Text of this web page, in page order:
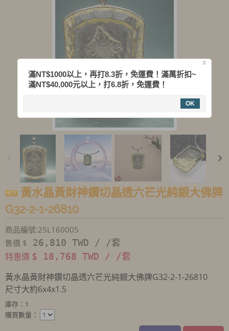
黃水晶黃財神鑽切晶透六芒光純銀大佛牌
G32-2-1-26810
商品編號:25L160005
售價 $ 26,810 TWD / /套
特惠價 $ 18,768 TWD / /套
黃水晶黃財神鑽切晶透六芒光純銀大佛牌G32-2-1-26810
尺寸大約6x4x1.5
庫存：1
購買數量：
X
滿NT$1000以上，再打8.3折，免運費！滿萬折扣~
滿NT$40,000元以上，打6.8折，免運費！
OK